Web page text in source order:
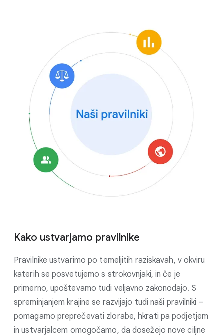
Kako ustvarjamo pravilnike
Pravilnike ustvarimo po temeljitih raziskavah, v okviru
katerih se posvetujemo s strokovnjaki, in če je
primerno, upoštevamo tudi veljavno zakonodajo. S
spreminjanjem krajine se razvijajo tudi naši pravilniki –
pomagamo preprečevati zlorabe, hkrati pa podjetjem
in ustvarjalcem omogočamo, da dosežejo nove ciljne